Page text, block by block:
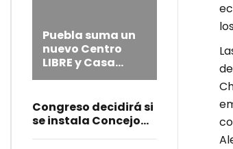
Puebla suma un
nuevo Centro
LIBRE y Casa
Carmen Serdán
Congreso decidirá si
se instala Concejo